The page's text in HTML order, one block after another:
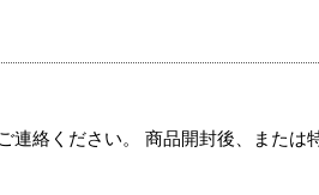
絡ください。 商品開封後、または